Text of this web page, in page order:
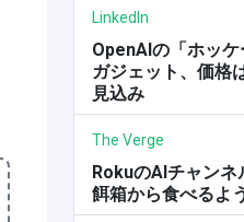
LinkedIn
OpenAIの「ホッ
ガジェット、価格
見込み
The Verge
RokuのAIチャンネ
餌箱から食べるよ